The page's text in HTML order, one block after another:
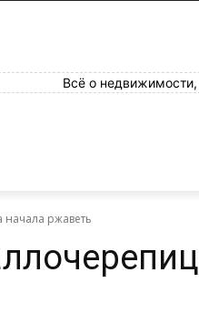
Всё о недвижимости,
начала ржаветь